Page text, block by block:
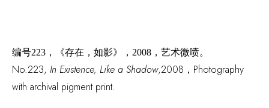
编号223，《存在，如影》，2008，艺术微喷。
No.223, In Existence, Like a Shadow,2008，Photography
with archival pigment print.